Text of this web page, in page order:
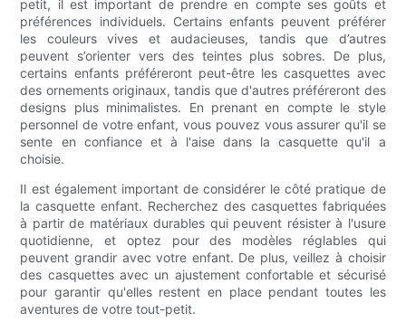
petit, il est important de prendre en compte ses goûts et
préférences individuels. Certains enfants peuvent préférer
les couleurs vives et audacieuses, tandis que d’autres
peuvent s’orienter vers des teintes plus sobres. De plus,
certains enfants préféreront peut-être les casquettes avec
des ornements originaux, tandis que d'autres préféreront des
designs plus minimalistes. En prenant en compte le style
personnel de votre enfant, vous pouvez vous assurer qu'il se
sente en confiance et à l'aise dans la casquette qu'il a
choisie.
Il est également important de considérer le côté pratique de
la casquette enfant. Recherchez des casquettes fabriquées
à partir de matériaux durables qui peuvent résister à l'usure
quotidienne, et optez pour des modèles réglables qui
peuvent grandir avec votre enfant. De plus, veillez à choisir
des casquettes avec un ajustement confortable et sécurisé
pour garantir qu'elles restent en place pendant toutes les
aventures de votre tout-petit.